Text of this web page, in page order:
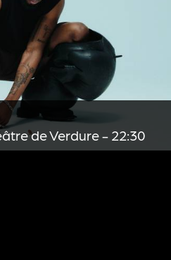
de Verdure - 22:30